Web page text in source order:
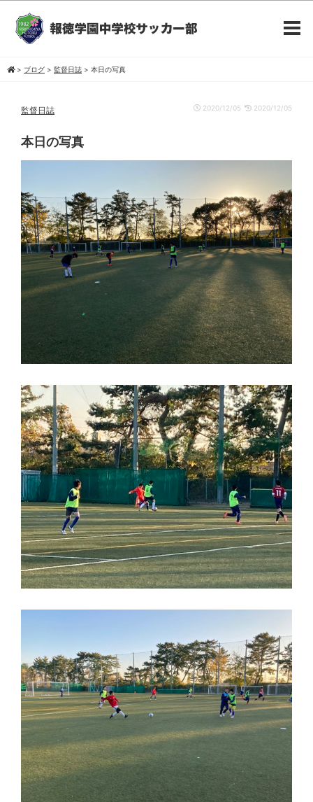
> ブログ > 監督日誌 > 本日の写真
監督日誌 2020/12/05 2020/12/05
本日の写真